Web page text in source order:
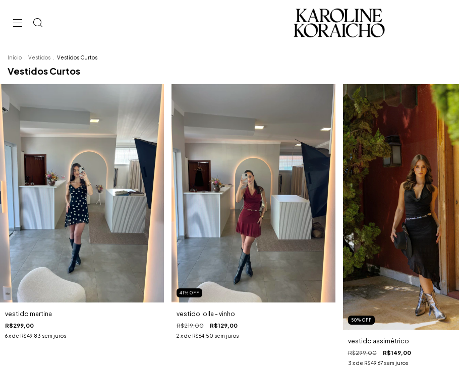
Início Vestidos Vestidos Curtos
Vestidos Curtos
vestido martina
R$299,00
6x de R$49,83 sem juros
41 % OFF
vestido lolla - vinho
R$219,00 R$129,00
2 x de R$64,50 sem juros
50% OFF
vestido assimétrico
R$299,00 R$149,00
3 x de R$49,67 sem juros